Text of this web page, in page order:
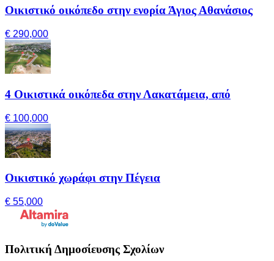
Οικιστικό οικόπεδο στην ενορία Άγιος Αθανάσιος
€ 290,000
4 Οικιστικά οικόπεδα στην Λακατάμεια, από
€ 100,000
Οικιστικό χωράφι στην Πέγεια
€ 55,000
Πολιτική Δημοσίευσης Σχολίων